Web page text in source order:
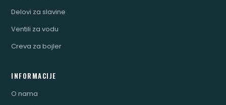
Delovi za slavine
Ventili za vodu
Creva za bojler
INFORMACIJE
O nama